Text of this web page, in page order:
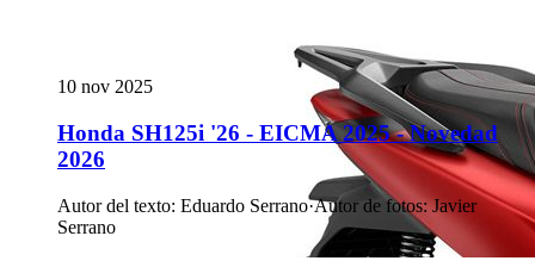
10 nov 2025
Honda SH125i '26 - EICMA 2025 - Novedad
2026
Autor del texto: Eduardo Serrano·Autor de fotos: Javier
Serrano